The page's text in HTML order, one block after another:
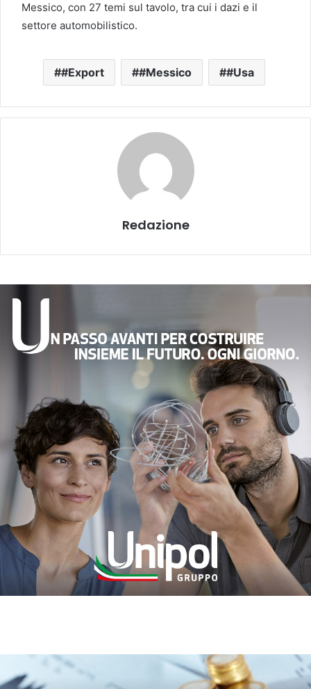
Messico, con 27 temi sul tavolo, tra cui i dazi e il
settore automobilistico.
#Export #Messico #Usa
Redazione